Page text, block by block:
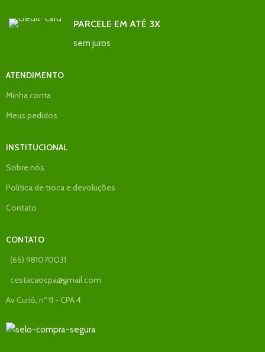
PARCELE EM ATÉ 3X
sem juros
ATENDIMENTO
Minha conta
Meus pedidos
INSTITUCIONAL
Sobre nós
Política de troca e devoluções
Contato
CONTATO
(65) 981070031
cestacaocpa@gmail.com
Av Curió, nº 11 - CPA 4